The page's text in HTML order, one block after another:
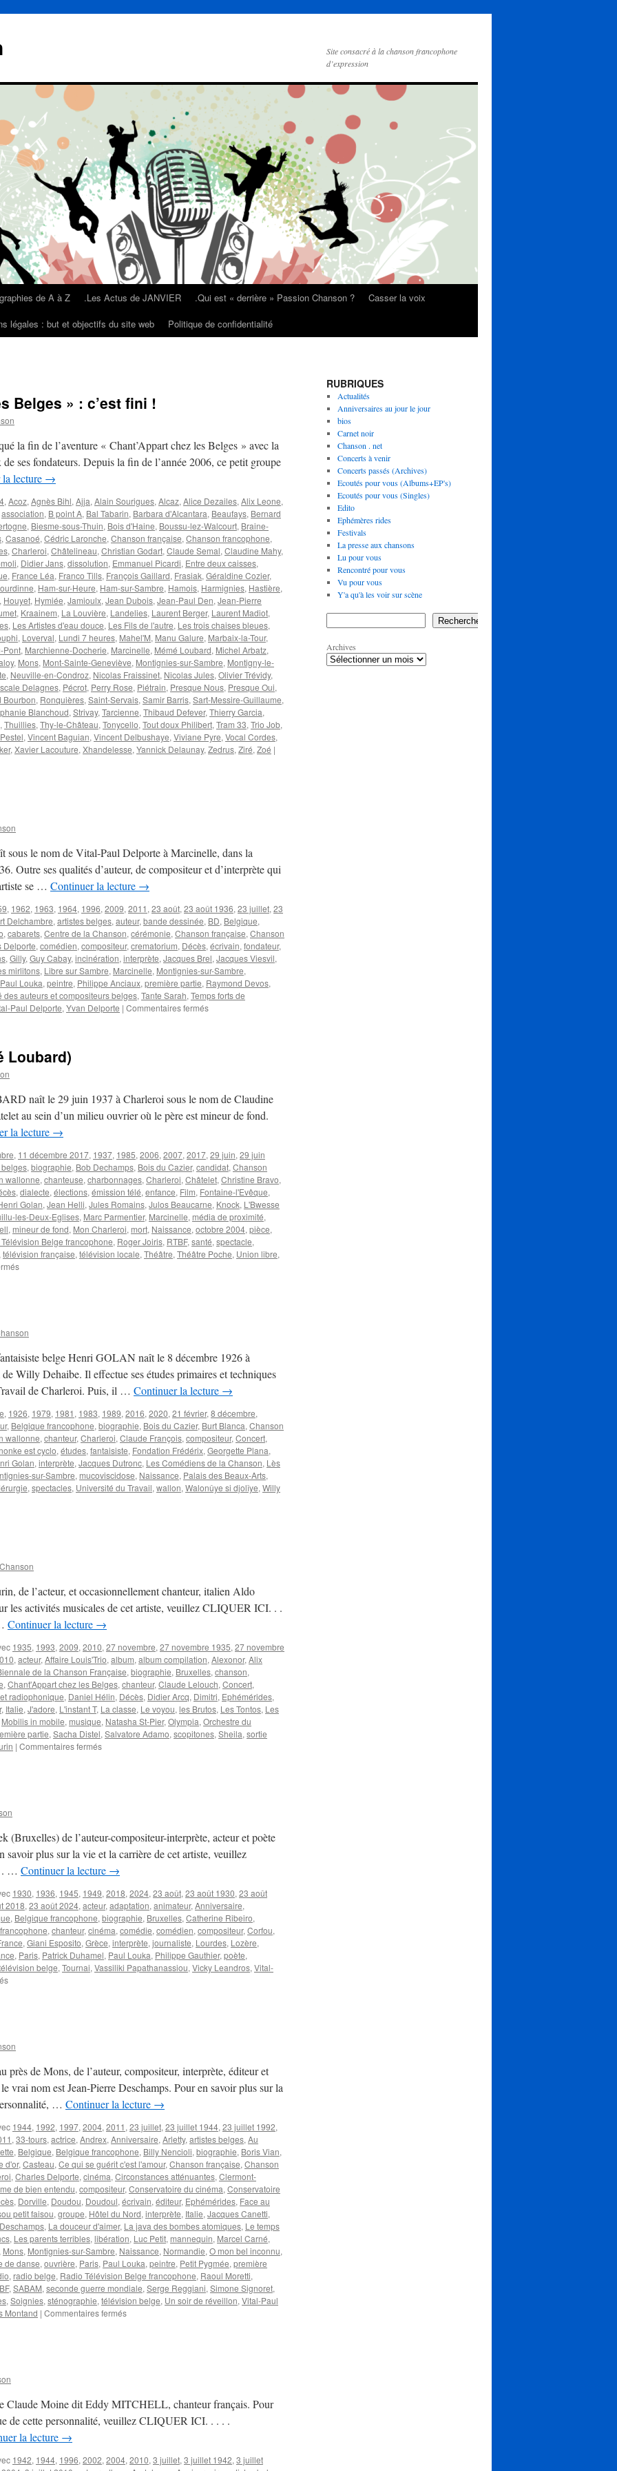
Site consacré à la chanson francophone
d’expression
de A à Z .Les Actus de JANVIER .Qui est « derrière » Passion Chanson ?
Casser la voix
légales : but et objectifs du site web Politique de confidentialité
Belges » : c’est fini !
la fin de l’aventure « Chant’Appart chez les Belges » avec la
ses fondateurs. Depuis la fin de l’année 2006, ce petit groupe
lecture →
, Acoz, Agnès Bihl, Ajja, Alain Sourigues, Alcaz, Alice Dezailes, Alix Leone,
association, B point A, Bal Tabarin, Barbara d'Alcantara, Beaufays, Bernard
, Biesme-sous-Thuin, Bois d'Haine, Boussu-lez-Walcourt, Braine-
, Casanoé, Cédric Laronche, Chanson française, Chanson francophone,
, Charleroi, Châtelineau, Christian Godart, Claude Semal, Claudine Mahy,
, Didier Jans, dissolution, Emmanuel Picardi, Entre deux caisses,
, France Léa, Franco Tills, François Gaillard, Frasiak, Géraldine Cozier,
, Ham-sur-Heure, Ham-sur-Sambre, Hamois, Harmignies, Hastière,
, Houyet, Hymiée, Jamioulx, Jean Dubois, Jean-Paul Den, Jean-Pierre
, Kraainem, La Louvière, Landelies, Laurent Berger, Laurent Madiot,
, Les Artistes d'eau douce, Les Fils de l'autre, Les trois chaises bleues,
, Loverval, Lundi 7 heures, Mahel'M, Manu Galure, Marbaix-la-Tour,
Pont, Marchienne-Docherie, Marcinelle, Mémé Loubard, Michel Arbatz,
, Mons, Mont-Sainte-Geneviève, Montignies-sur-Sambre, Montigny-le-
, Neuville-en-Condroz, Nicolas Fraissinet, Nicolas Jules, Olivier Trévidy,
Delagnes, Pécrot, Perry Rose, Piétrain, Presque Nous, Presque Oui,
Bourbon, Ronquières, Saint-Servais, Samir Barris, Sart-Messire-Guillaume,
Blanchoud, Strivay, Tarcienne, Thibaud Defever, Thierry Garcia,
, Thuillies, Thy-le-Château, Tonycello, Tout doux Philibert, Tram 33, Trio Job,
, Vincent Baguian, Vincent Delbushaye, Viviane Pyre, Vocal Cordes,
, Xavier Lacouture, Xhandelesse, Yannick Delaunay, Zedrus, Ziré, Zoé |
le nom de Vital-Paul Delporte à Marcinelle, dans la
Outre ses qualités d’auteur, de compositeur et d’interprète qui
se … Continuer la lecture →
, 1962, 1963, 1964, 1996, 2009, 2011 , 23 août, 23 août 1936, 23 juillet, 23
Delchambre, artistes belges, auteur, bande dessinée, BD, Belgique,
, cabarets, Centre de la Chanson, cérémonie, Chanson française, Chanson
Delporte, comédien, compositeur, crematorium, Décès, écrivain, fondateur,
, Gilly, Guy Cabay, incinération, interprète, Jacques Brel, Jacques Viesvil,
mirlitons, Libre sur Sambre, Marcinelle, Montignies-sur-Sambre,
Paul Louka, peintre, Philippe Anciaux, première partie, Raymond Devos,
des auteurs et compositeurs belges, Tante Sarah, Temps forts de
Paul Delporte, Yvan Delporte | Commentaires ferméssur
Loubard)
naît le 29 juin 1937 à Charleroi sous le nom de Claudine
au sein d’un milieu ouvrier où le père est mineur de fond.
la lecture →
, 11 décembre 2017, 1937, 1985, 2006, 2007, 2017, 29 juin, 29 juin
, biographie, Bob Dechamps, Bois du Cazier, candidat, Chanson
wallonne, chanteuse, charbonnages, Charleroi, Châtelet, Christine Bravo,
, dialecte, élections, émission télé, enfance, Film, Fontaine-l'Evêque,
Golan, Jean Helli, Jules Romains, Julos Beaucarne, Knock, L'Bwesse
les-Deux-Eglises, Marc Parmentier, Marcinelle, média de proximité,
, mineur de fond, Mon Charleroi, mort, Naissance, octobre 2004, pièce,
Belge francophone, Roger Joiris, RTBF, santé, spectacle,
télévision française, télévision locale, Théâtre, Théâtre Poche, Union libre,
sur
belge Henri GOLAN naît le 8 décembre 1926 à
Willy Dehaibe. Il effectue ses études primaires et techniques
de Charleroi. Puis, il … Continuer la lecture →
, 1926, 1979, 1981 , 1983, 1989, 2016, 2020, 21 février, 8 décembre,
, Belgique francophone, biographie, Bois du Cazier, Burt Blanca, Chanson
wallonne, chanteur, Charleroi, Claude François, compositeur, Concert,
est cyclo, études, fantaisiste, Fondation Frédérix, Georgette Plana,
Golan, interprète, Jacques Dutronc, Les Comédiens de la Chanson, Lès
sur-Sambre, mucoviscidose, Naissance, Palais des Beaux-Arts,
, spectacles, Université du Travail, wallon, Walonûye si djolîye, Willy
de l’acteur, et occasionnellement chanteur, italien Aldo
les activités musicales de cet artiste, veuillez CLIQUER ICI. . .
Continuer la lecture →
1935, 1993, 2009, 2010, 27 novembre, 27 novembre 1935, 27 novembre
, acteur, Affaire Louis'Trio, album, album compilation, Alexonor, Alix
de la Chanson Française, biographie, Bruxelles, chanson,
, Chant'Appart chez les Belges, chanteur, Claude Lelouch, Concert,
radiophonique, Daniel Hélin, Décès, Didier Arcq, Dimitri, Ephémérides,
, Italie, J'adore, L'instant T, La classe, Le voyou, les Brutos, Les Tontos, Les
Mobilis in mobile, musique, Natasha St-Pier, Olympia, Orchestre du
partie, Sacha Distel, Salvatore Adamo, scopitones, Sheila, sortie
| Commentaires ferméssur
(Bruxelles) de l’auteur-compositeur-interprète, acteur et poète
plus sur la vie et la carrière de cet artiste, veuillez
. … Continuer la lecture →
1930, 1936, 1945, 1949, 2018, 2024, 23 août, 23 août 1930, 23 août
2018, 23 août 2024, acteur, adaptation, animateur, Anniversaire,
, Belgique francophone, biographie, Bruxelles, Catherine Ribeiro,
, chanteur, cinéma, comédie, comédien, compositeur, Corfou,
, Giani Esposito, Grèce, interprète, journaliste, Lourdes, Lozère,
, Paris, Patrick Duhamel, Paul Louka, Philippe Gauthier, poète,
belge, Tournai, Vassiliki Papathanassiou, Vicky Leandros, Vital-
sur
près de Mons, de l’auteur, compositeur, interprète, éditeur et
nom est Jean-Pierre Deschamps. Pour en savoir plus sur la
… Continuer la lecture →
1944, 1992, 1997, 2004, 2011 , 23 juillet, 23 juillet 1944, 23 juillet 1992,
, 33-tours, actrice, Andrex, Anniversaire, Arletty, artistes belges, Au
, Belgique, Belgique francophone, Billy Nencioli, biographie, Boris Vian,
d'or, Casteau, Ce qui se guérit c'est l'amour, Chanson française, Chanson
, Charles Delporte, cinéma, Circonstances atténuantes, Clermont-
de bien entendu, compositeur, Conservatoire du cinéma, Conservatoire
, Dorville, Doudou, Doudoul, écrivain, éditeur, Ephémérides, Face au
petit faisou, groupe, Hôtel du Nord, interprète, Italie, Jacques Canetti,
, La douceur d'aimer, La java des bombes atomiques, Le temps
, Les parents terribles, libération, Luc Petit, mannequin, Marcel Carné,
Mons, Montignies-sur-Sambre, Naissance, Normandie, O mon bel inconnu,
de danse, ouvrière, Paris, Paul Louka, peintre, Petit Pygmée, première
, radio belge, Radio Télévision Belge francophone, Raoul Moretti,
, SABAM, seconde guerre mondiale, Serge Reggiani, Simone Signoret,
, Soignies, sténographie, télévision belge, Un soir de réveillon, Vital-Paul
Montand | Commentaires ferméssur
Claude Moine dit Eddy MITCHELL, chanteur français. Pour
de cette personnalité, veuillez CLIQUER ICI. . . . .
la lecture →
1942, 1944, 1996, 2002, 2004, 2010, 3 juillet, 3 juillet 1942, 3 juillet
RUBRIQUES
Actualités
Anniversaires au jour le jour
bios
Carnet noir
Chanson . net
Concerts à venir
Concerts passés (Archives)
Ecoutés pour vous (Albums+EP's)
Ecoutés pour vous (Singles)
Edito
Ephémères rides
Festivals
La presse aux chansons
Lu pour vous
Rencontré pour vous
Vu pour vous
Y'a qu'à les voir sur scène
Rechercher
Archives